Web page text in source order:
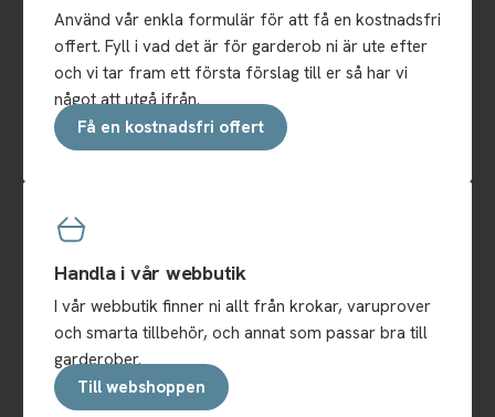
Använd vår enkla formulär för att få en kostnadsfri
offert. Fyll i vad det är för garderob ni är ute efter
och vi tar fram ett första förslag till er så har vi
något att utgå ifrån.
Få en kostnadsfri offert
Handla i vår webbutik
I vår webbutik finner ni allt från krokar, varuprover
och smarta tillbehör, och annat som passar bra till
garderober.
Till webshoppen